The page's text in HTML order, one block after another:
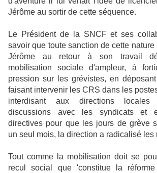
Jérôme au sortir de cette séquence.
Le Président de la SNCF et ses
savoir que toute sanction de cette
Jérôme au retour à son travail
mobilisation sociale d'ampleur, à
pression sur les grévistes, en
faisant intervenir les CRS dans les
interdisant aux directions locales
discussions avec les syndicats et
directives pour que les jours de grève
un seul mois, la direction a radicalisé les
Tout comme la mobilisation doit se
recul social que 'constitue la